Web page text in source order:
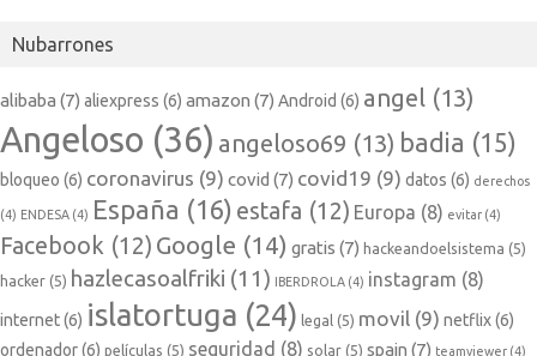
Nubarrones
alibaba (7) aliexpress (6) amazon (7) Android (6) angel (13)
Angeloso (36) angeloso69 (13) badia (15)
bloqueo (6) coronavirus (9) covid (7) covid19 (9) datos (6) derechos
(4) ENDESA (4) España (16) estafa (12) Europa (8) evitar (4)
Facebook (12) Google (14) gratis (7) hackeandoelsistema (5)
hacker (5) hazlecasoalfriki (11) IBERDROLA (4) instagram (8)
internet(6) islatortuga (24) legal (5) movil (9) netflix(6)
ordenador(6) películas (5) seguridad (8) solar (5) spain (7) teamviewer (4)